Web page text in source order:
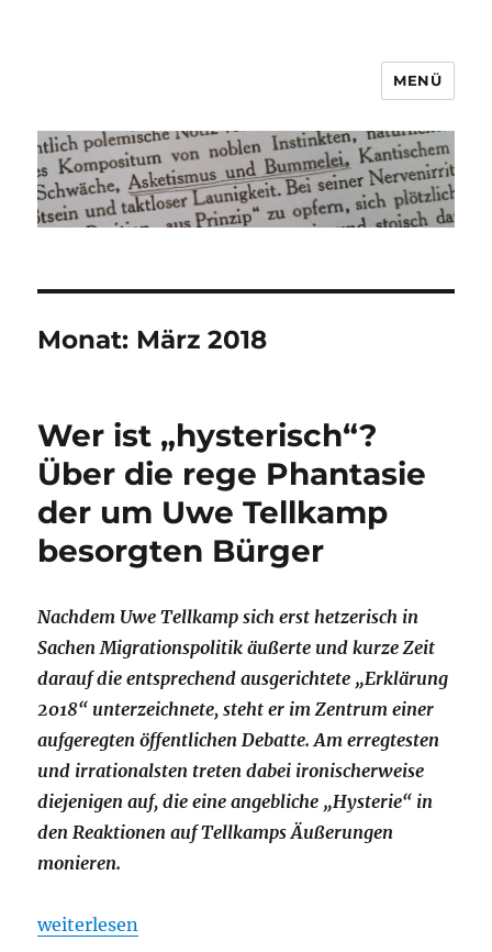
Asketismus und Bummelei
MENÜ
Monat: März 2018
Wer ist „hysterisch“?
Über die rege Phantasie
der um Uwe Tellkamp
besorgten Bürger
Nachdem Uwe Tellkamp sich erst hetzerisch in
Sachen Migrationspolitik äußerte und kurze Zeit
darauf die entsprechend ausgerichtete „Erklärung
2018“ unterzeichnete, steht er im Zentrum einer
aufgeregten öffentlichen Debatte. Am erregtesten
und irrationalsten treten dabei ironischerweise
diejenigen auf, die eine angebliche „Hysterie“ in
den Reaktionen auf Tellkamps Äußerungen
monieren.
„Wer ist „hysterisch“? Über die rege Phantasie
weiterlesen